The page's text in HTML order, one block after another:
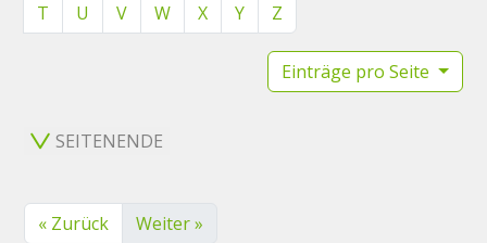
T
U V W X Y Z
Einträge pro Seite
SEITENENDE
« Zurück Weiter »